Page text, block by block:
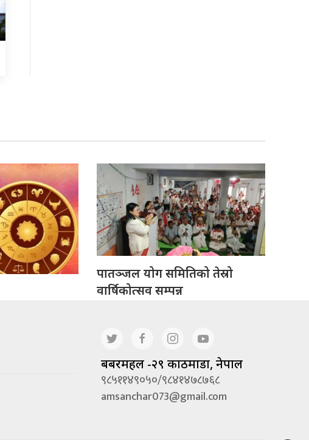
पातञ्जल योग समितिको तेस्रो
वार्षिकोत्सव सम्पन्न
बबरमहल -२९ काठमाडौं, नेपाल
९८५११४९०५०/९८४१४७८७६८
amsanchar073@gmail.com